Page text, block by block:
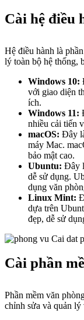
Cài hệ điều
Hệ điều hành là
lý toàn bộ hệ thống,
Windows 10:
với giao diện
ích.
Windows 11:
nhiều cải tiến
macOS: Đây
máy Mac.
bảo mật cao.
Ubuntu: Đây
dễ sử dụng.
dụng văn
Linux Mint:
dựa trên
đẹp, dễ sử
Cài phần
Phần mềm văn
chỉnh sửa và quản